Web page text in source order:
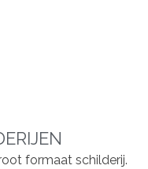
formaat schilderij.